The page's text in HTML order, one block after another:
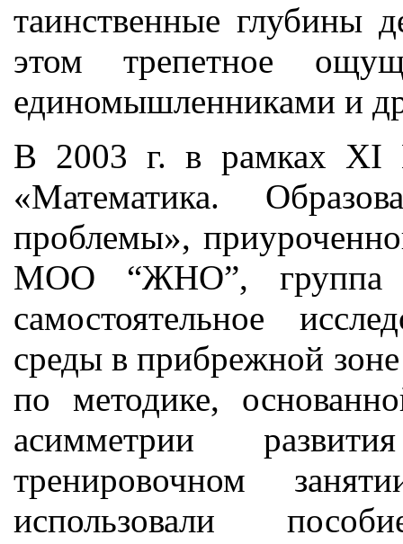
таинственные глубины
этом трепетное
единомышленниками и
В 2003 г. в рамках XI
«Математика.
проблемы»,
МОО “ЖНО”, группа
самостоятельное
среды в прибрежной
по методике,
асимметрии
тренировочном
использовали